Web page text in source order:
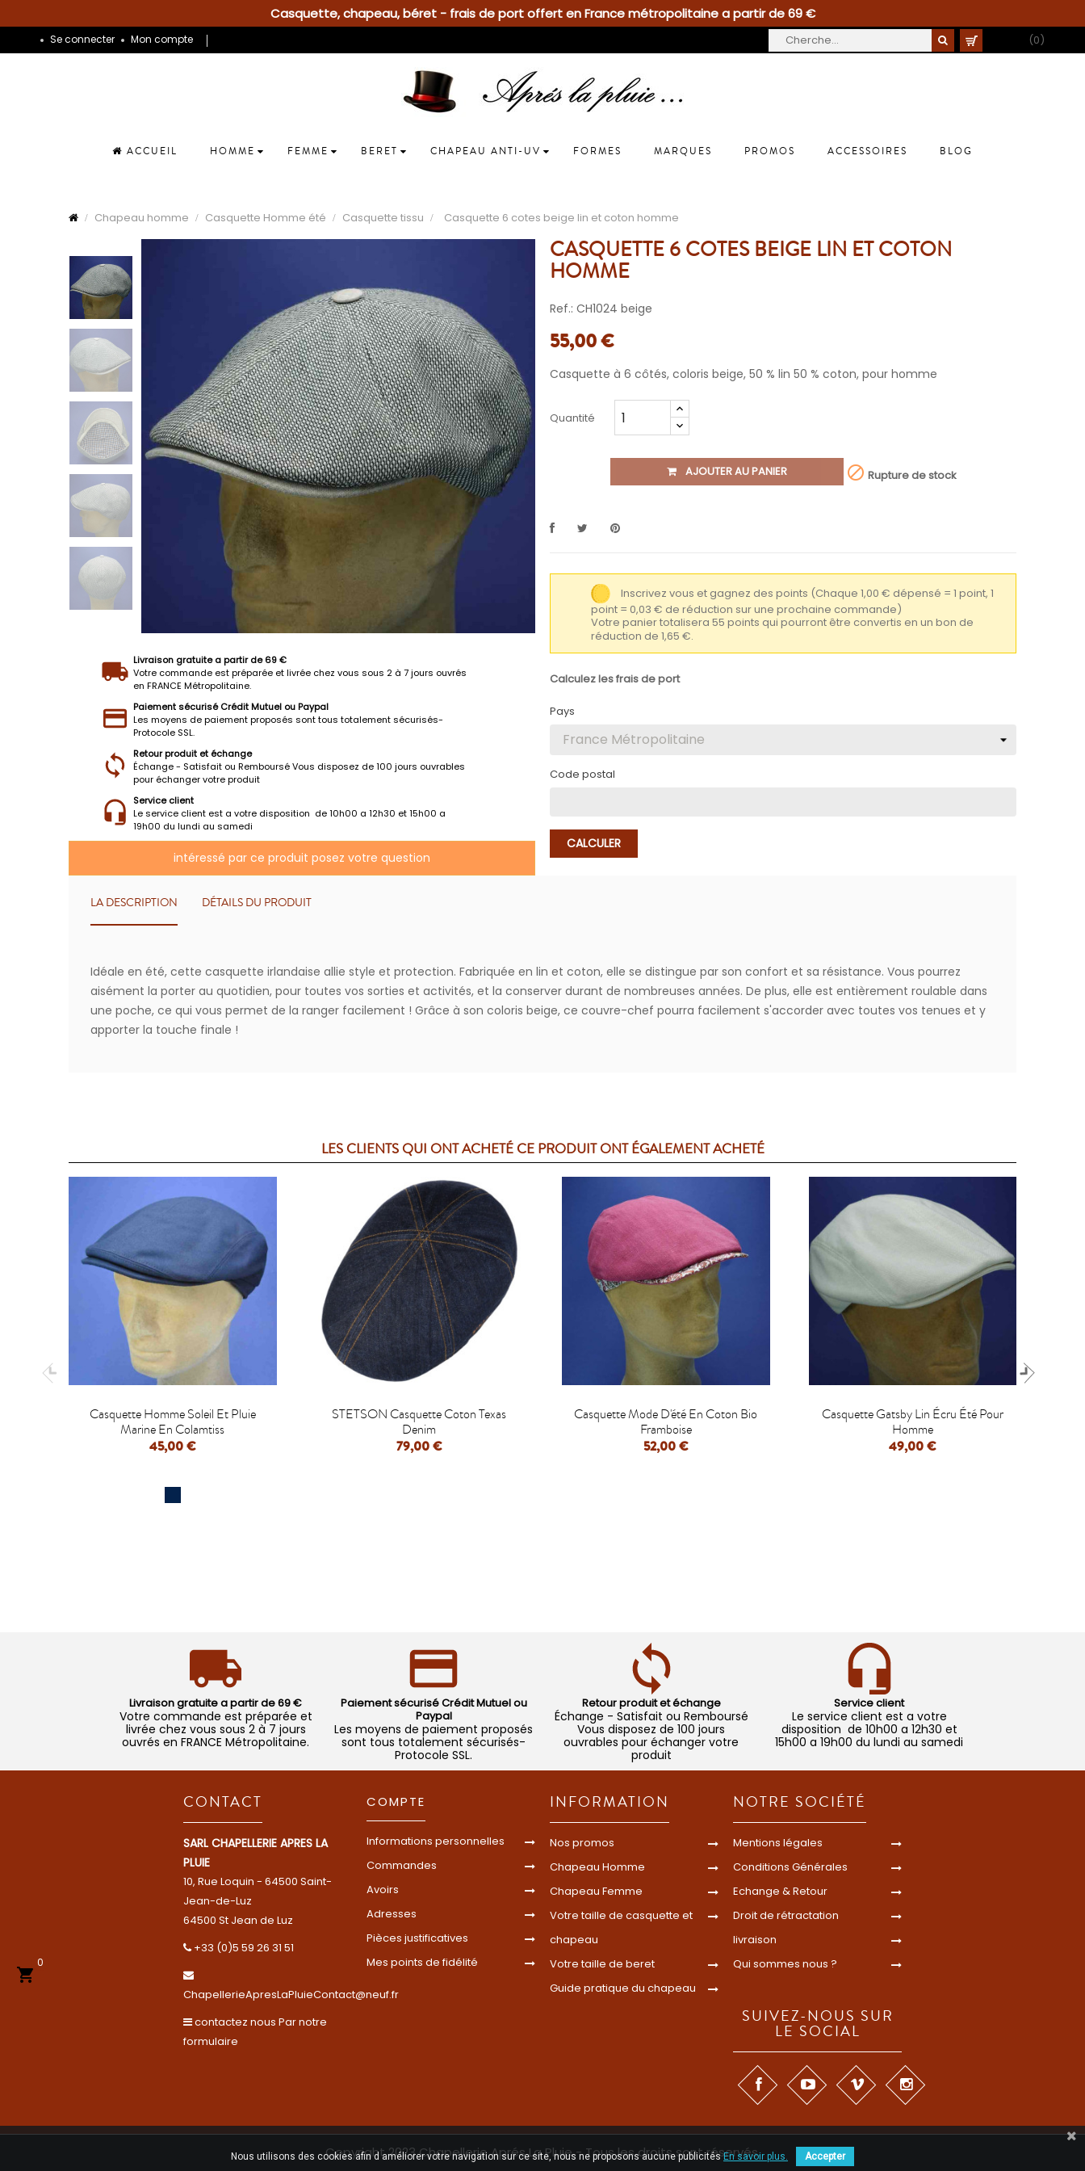
Casquette, chapeau, béret - frais de port offert en France métropolitaine a partir de 69 €
Se connecter Mon compte (0)
ACCUEIL HOMME FEMME BERET CHAPEAU ANTI-UV FORMES MARQUES PROMOS ACCESSOIRES BLOG
Chapeau homme Casquette Homme été Casquette tissu Casquette 6 cotes beige lin et coton homme
Livraison gratuite a partir de 69 €
Votre commande est préparée et livrée chez vous sous 2 à 7 jours ouvrés
en FRANCE Métropolitaine.
Paiement sécurisé Crédit Mutuel ou Paypal
Les moyens de paiement proposés sont tous totalement sécurisés-
Protocole SSL.
Retour produit et échange
Échange - Satisfait ou Remboursé Vous disposez de 100 jours ouvrables
pour échanger votre produit
Service client
Le service client est a votre disposition de 10h00 a 12h30 et 15h00 a
19h00 du lundi au samedi
intéressé par ce produit posez votre question
CASQUETTE 6 COTES BEIGE LIN ET COTON
HOMME
Ref.: CH1024 beige
55,00 €
Casquette à 6 côtés, coloris beige, 50 % lin 50 % coton, pour homme
Quantité
AJOUTER AU PANIER  Rupture de stock
Inscrivez vous et gagnez des points (Chaque 1,00 € dépensé = 1 point, 1
point = 0,03 € de réduction sur une prochaine commande)
Votre panier totalisera 55 points qui pourront être convertis en un bon de
réduction de 1,65 €.
Calculez les frais de port
Pays
Code postal
CALCULER
LA DESCRIPTION DÉTAILS DU PRODUIT
Idéale en été, cette casquette irlandaise allie style et protection. Fabriquée en lin et coton, elle se distingue par son confort et sa résistance. Vous pourrez
aisément la porter au quotidien, pour toutes vos sorties et activités, et la conserver durant de nombreuses années. De plus, elle est entièrement roulable dans
une poche, ce qui vous permet de la ranger facilement ! Grâce à son coloris beige, ce couvre-chef pourra facilement s'accorder avec toutes vos tenues et y
apporter la touche finale !
LES CLIENTS QUI ONT ACHETÉ CE PRODUIT ONT ÉGALEMENT ACHETÉ
Casquette Homme Soleil Et Pluie
Marine En Colamtiss
45,00 €
APERÇU RAPIDE

STETSON Casquette Coton Texas
Denim
79,00 €
APERÇU RAPIDE
Casquette Mode D'été En Coton Bio
Framboise
52,00 €
APERÇU RAPIDE
Casquette Gatsby Lin Écru Été Pour
Homme
49,00 €
APERÇU RAPIDE
Livraison gratuite a partir de 69 €
Votre commande est préparée et
livrée chez vous sous 2 à 7 jours
ouvrés en FRANCE Métropolitaine.
Paiement sécurisé Crédit Mutuel ou
Paypal
Les moyens de paiement proposés
sont tous totalement sécurisés-
Protocole SSL.
Retour produit et échange
Échange - Satisfait ou Remboursé
Vous disposez de 100 jours
ouvrables pour échanger votre
produit
Service client
Le service client est a votre
disposition de 10h00 a 12h30 et
15h00 a 19h00 du lundi au samedi
CONTACT
SARL CHAPELLERIE APRES LA
PLUIE
10, Rue Loquin - 64500 Saint-
Jean-de-Luz
64500 St Jean de Luz
+33 (0)5 59 26 31 51
ChapellerieApresLaPluieContact@neuf.fr
contactez nous Par notre
formulaire
COMPTE
Informations personnelles
Commandes
Avoirs
Adresses
Pièces justificatives
Mes points de fidélité
INFORMATION
Nos promos
Chapeau Homme
Chapeau Femme
Votre taille de casquette et
chapeau
Votre taille de beret
Guide pratique du chapeau
NOTRE SOCIÉTÉ
Mentions légales
Conditions Générales
Echange & Retour
Droit de rétractation
livraison
Qui sommes nous ?
SUIVEZ-NOUS SUR
LE SOCIAL
Copyright 2023 Chapellerie Aprés La Pluie - Tous les droits sont réservés.

0
Nous utilisons des cookies afin d améliorer votre navigation sur ce site, nous ne proposons aucune publicitésEn savoir plus. Accepter